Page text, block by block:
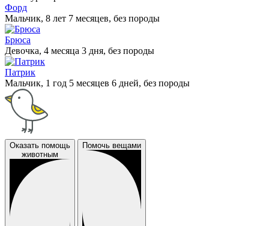
Форд
Мальчик, 8 лет 7 месяцев, без породы
Брюса
Девочка, 4 месяца 3 дня, без породы
Патрик
Мальчик, 1 год 5 месяцев 6 дней, без породы
Оказать помощь
животным
Помочь вещами